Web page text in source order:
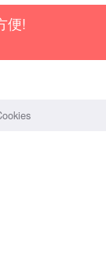
便!